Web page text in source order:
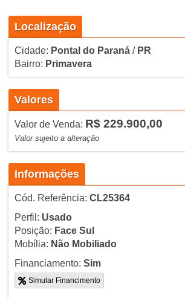
Localização
Cidade: Pontal do Paraná/ PR
Bairro: Primavera
Valores
Valor de Venda: R$ 229.900,00
Valor sujeito a alteração
Informações
Cód. Referência: CL25364
Perfil: Usado
Posição: Face Sul
Mobília: Não Mobiliado
Financiamento: Sim
Simular Financimento